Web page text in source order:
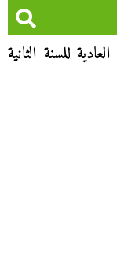
للسنة الثانية